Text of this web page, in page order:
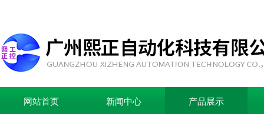
网站首页 新闻中心 产品展示